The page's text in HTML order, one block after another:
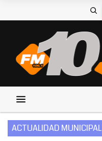
ACTUALIDAD MUNICIPAL